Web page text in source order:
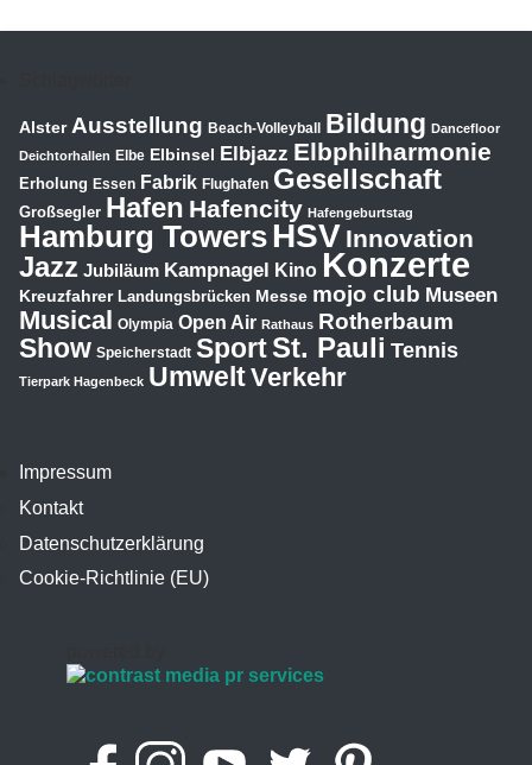
Impressum
Kontakt
Datenschutzerklärung
Cookie-Richtlinie (EU)
Alster Ausstellung Beach-Volleyball Bildung Dancefloor
Deichtorhallen Elbe Elbinsel Elbjazz Elbphilharmonie
Erholung Essen Fabrik Flughafen Gesellschaft
Großsegler Hafen Hafencity Hafengeburtstag
Hamburg TowersHSV Innovation
Jazz Jubiläum Kampnagel Kino Konzerte
Kreuzfahrer Landungsbrücken Messe mojo club Museen
Musical Olympia Open Air Rathaus Rotherbaum
Show Speicherstadt SportSt. Pauli Tennis
Tierpark Hagenbeck UmweltVerkehr